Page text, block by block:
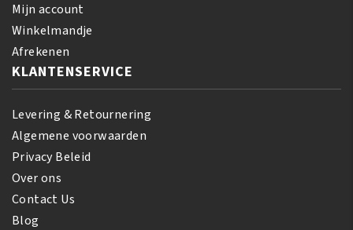
Mijn account
Winkelmandje
Afrekenen
KLANTENSERVICE
Levering & Retournering
Algemene voorwaarden
Privacy Beleid
Over ons
Contact Us
Blog